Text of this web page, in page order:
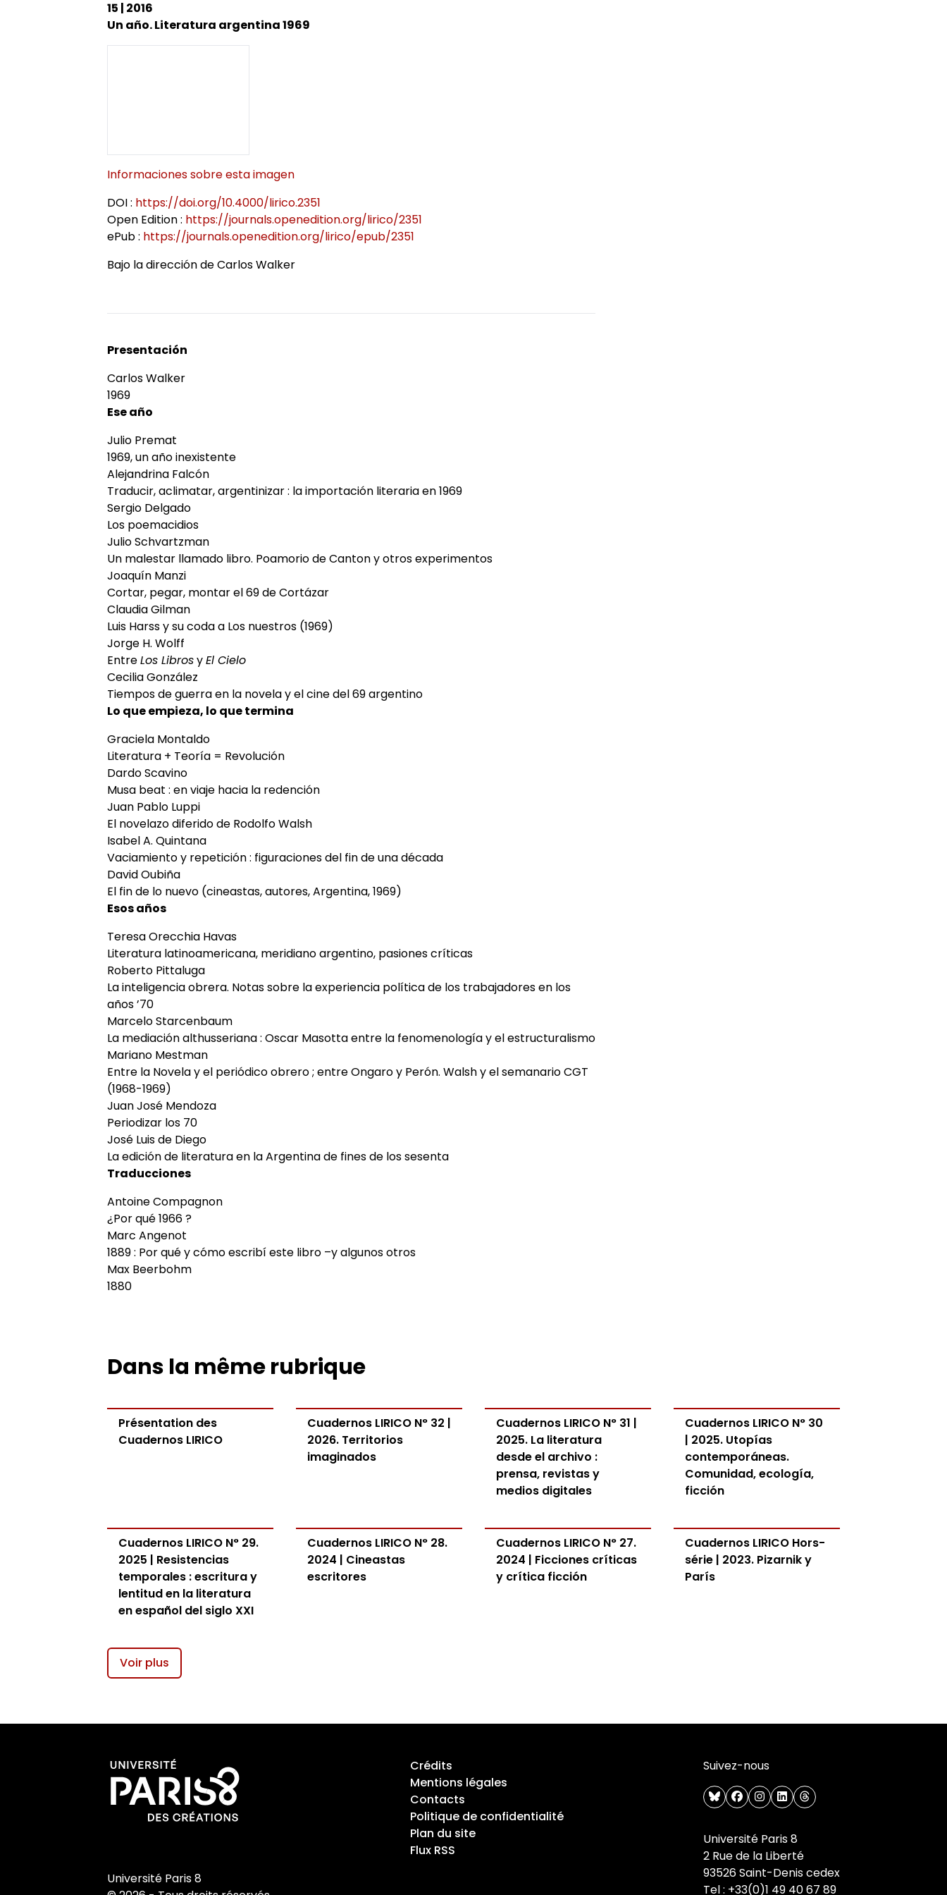
Axes de recherche 2013-2018
Fonctionnement
Jeunes docteurs et anciens diplômés
École doctorale
Colloques
RITA
Collection HAL
15 | 2016
Un año. Literatura argentina 1969
Informaciones sobre esta imagen
DOI : https://doi.org/10.4000/lirico.2351
Open Edition : https://journals.openedition.org/lirico/2351
ePub : https://journals.openedition.org/lirico/epub/2351
Bajo la dirección de Carlos Walker
Presentación
Carlos Walker
1969
Ese año
Julio Premat
1969, un año inexistente
Alejandrina Falcón
Traducir, aclimatar, argentinizar : la importación literaria en 1969
Sergio Delgado
Los poemacidios
Julio Schvartzman
Un malestar llamado libro. Poamorio de Canton y otros experimentos
Joaquín Manzi
Cortar, pegar, montar el 69 de Cortázar
Claudia Gilman
Luis Harss y su coda a Los nuestros (1969)
Jorge H. Wolff
EntreLos LibrosyEl Cielo
Cecilia González
Tiempos de guerra en la novela y el cine del 69 argentino
Lo que empieza, lo que termina
Graciela Montaldo
Literatura + Teoría = Revolución
Dardo Scavino
Musa beat : en viaje hacia la redención
Juan Pablo Luppi
El novelazo diferido de Rodolfo Walsh
Isabel A. Quintana
Vaciamiento y repetición : figuraciones del fin de una década
David Oubiña
El fin de lo nuevo (cineastas, autores, Argentina, 1969)
Esos años
Teresa Orecchia Havas
Literatura latinoamericana, meridiano argentino, pasiones críticas
Roberto Pittaluga
La inteligencia obrera. Notas sobre la experiencia política de los trabajadores en los
años ’70
Marcelo Starcenbaum
La mediación althusseriana : Oscar Masotta entre la fenomenología y el estructuralismo
Mariano Mestman
Entre la Novela y el periódico obrero ; entre Ongaro y Perón. Walsh y el semanario CGT
(1968-1969)
Juan José Mendoza
Periodizar los 70
José Luis de Diego
La edición de literatura en la Argentina de fines de los sesenta
Traducciones
Antoine Compagnon
¿Por qué 1966 ?
Marc Angenot
1889 : Por qué y cómo escribí este libro –y algunos otros
Max Beerbohm
1880
Dans la même rubrique
Présentation des
Cuadernos LIRICO
Cuadernos LIRICO N° 32 |
2026. Territorios
imaginados
Cuadernos LIRICO N° 31 |
2025. La literatura
desde el archivo :
prensa, revistas y
medios digitales
Cuadernos LIRICO N° 30
| 2025. Utopías
contemporáneas.
Comunidad, ecología,
ficción
Cuadernos LIRICO N° 29.
2025 | Resistencias
temporales : escritura y
lentitud en la literatura
en español del siglo XXI
Cuadernos LIRICO N° 28.
2024 | Cineastas
escritores
Cuadernos LIRICO N° 27.
2024 | Ficciones críticas
y crítica ficción
Cuadernos LIRICO Hors-
série | 2023. Pizarnik y
París
Voir plus
Université Paris 8
Crédits
Mentions légales
Contacts
Politique de confidentialité
Plan du site
Flux RSS
Suivez-nous
blueskyfacebook
instagram
linkedinthreads
Université Paris 8
2 Rue de la Liberté
93526 Saint-Denis cedex
Tel : +33(0)1 49 40 67 89